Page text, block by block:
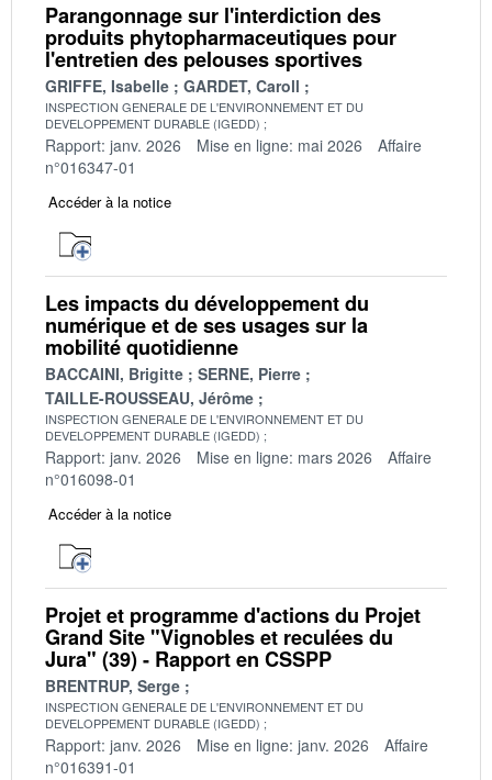
Parangonnage sur l'interdiction des
produits phytopharmaceutiques pour
l'entretien des pelouses sportives
GRIFFE, Isabelle GARDET, Caroll
INSPECTION GENERALE DE L'ENVIRONNEMENT ET DU
DEVELOPPEMENT DURABLE (IGEDD)
Rapport: janv. 2026 Mise en ligne: mai 2026
Affaire
n°016347-01
Accéder à la notice
Les impacts du développement du
numérique et de ses usages sur la
mobilité quotidienne
BACCAINI, Brigitte
SERNE, Pierre
TAILLE-ROUSSEAU, Jérôme
INSPECTION GENERALE DE L'ENVIRONNEMENT ET DU
DEVELOPPEMENT DURABLE (IGEDD)
Rapport: janv. 2026 Mise en ligne: mars 2026
Affaire
n°016098-01
Accéder à la notice
Projet et programme d'actions du Projet
Grand Site "Vignobles et reculées du
Jura" (39) - Rapport en CSSPP
BRENTRUP, Serge
INSPECTION GENERALE DE L'ENVIRONNEMENT ET DU
DEVELOPPEMENT DURABLE (IGEDD)
Rapport: janv. 2026 Mise en ligne: janv. 2026
Affaire
n°016391-01